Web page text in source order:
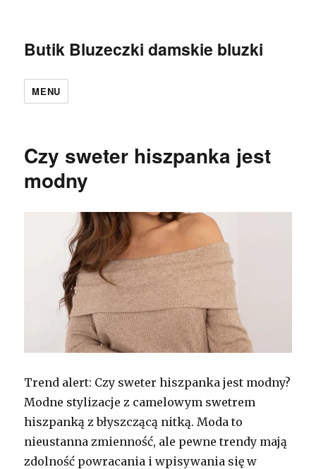
Butik Bluzeczki damskie bluzki
MENU
Czy sweter hiszpanka jest
modny
Trend alert: Czy sweter hiszpanka jest modny?
Modne stylizacje z camelowym swetrem
hiszpanką z błyszczącą nitką. Moda to
nieustanna zmienność, ale pewne trendy mają
zdolność powracania i wpisywania się w